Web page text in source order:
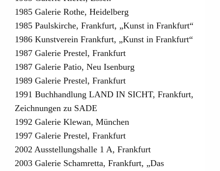
1985 Galerie Rothe, Heidelberg
1985 Paulskirche, Frankfurt, „Kunst in Frankfurt“
1986 Kunstverein Frankfurt, „Kunst in Frankfurt“
1987 Galerie Prestel, Frankfurt
1987 Galerie Patio, Neu Isenburg
1989 Galerie Prestel, Frankfurt
1991 Buchhandlung LAND IN SICHT, Frankfurt,
Zeichnungen zu SADE
1992 Galerie Klewan, München
1997 Galerie Prestel, Frankfurt
2002 Ausstellungshalle 1 A, Frankfurt
2003 Galerie Schamretta, Frankfurt, „Das